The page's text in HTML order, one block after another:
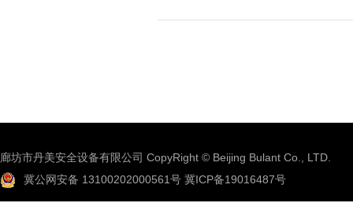
廊坊市丹美安全设备有限公司 CopyRight © Beijing Bulant Co., LTD.
冀公网安备 13100202000561号 冀ICP备19016487号